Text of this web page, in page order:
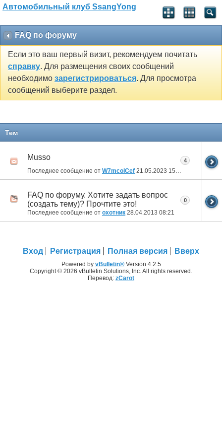
Автомобильный клуб SsangYong
FAQ по форуму
Если это ваш первый визит, рекомендуем почитать
справку. Для размещения своих сообщений
необходимо зарегистрироваться. Для просмотра
сообщений выберите раздел.
Тем
Musso
Последнее сообщение от W7mcolCef 21.05.2023 15:12
4
FAQ по форуму. Хотите задать вопрос
(создать тему)? Прочтите это!
Последнее сообщение от охотник 28.04.2013 08:21
0
Вход Регистрация Полная версия Вверх
Powered by vBulletin®Version 4.2.5
Copyright © 2026 vBulletin Solutions, Inc. All rights reserved.
Перевод: zCarot